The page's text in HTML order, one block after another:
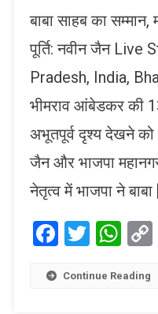
बाबा साहब का
पूर्ति: नवीन जैन
Pradesh, India,
भीमराव आंबेडकर की
अभूतपूर्व दृश्य देखने को
जैन और भाजपा
नेतृत्व में भाजपा ने बाबा
Continue Reading